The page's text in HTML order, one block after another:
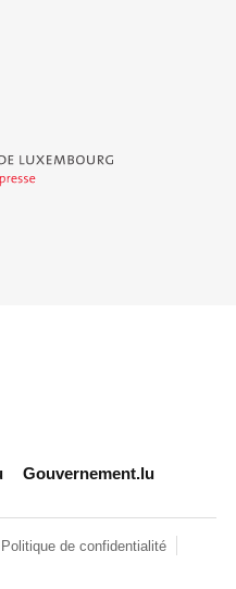
de Luxembourg - Service
Gouvernement.lu
Politique de confidentialité